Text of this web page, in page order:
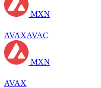
MXN
AVAXAVAC
MXN
AVAX